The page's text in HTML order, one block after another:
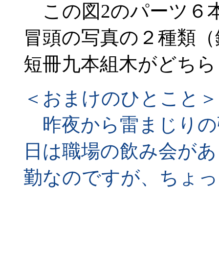
この図2のパーツ６
冒頭の写真の２種類
短冊九本組木がどち
＜おまけのひとこと＞
昨夜から雷まじり
日は職場の飲み会が
勤なのですが、ちょ